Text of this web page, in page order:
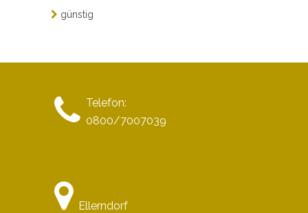
günstig
Telefon:
0800/7007039
Ellerndorf